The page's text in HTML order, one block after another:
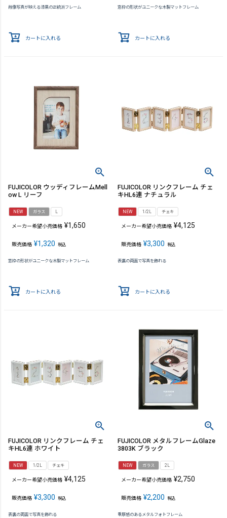
肖像写真が映える漆黒の正統派フレーム
カートに入れる
窓枠の形状がユニークな木製マットフレーム
カートに入れる
FUJICOLOR ウッディフレームMell
ow L リーフ
NEW ガラス L
メーカー希望小売価格 ¥1,650
販売価格 ¥1,320 税込
窓枠の形状がユニークな木製マットフレーム
カートに入れる
FUJICOLOR リンクフレーム チェ
キHL6連 ナチュラル
NEW 1/2L チェキ
メーカー希望小売価格 ¥4,125
販売価格 ¥3,300 税込
表裏の両面で写真を飾れる
カートに入れる
FUJICOLOR リンクフレーム チェ
キHL6連 ホワイト
NEW 1/2L チェキ
メーカー希望小売価格 ¥4,125
販売価格 ¥3,300 税込
表裏の両面で写真を飾れる
FUJICOLOR メタルフレームGlaze
3803K ブラック
NEW ガラス 2L
メーカー希望小売価格 ¥2,750
販売価格 ¥2,200 税込
重厚感のあるメタルフォトフレーム